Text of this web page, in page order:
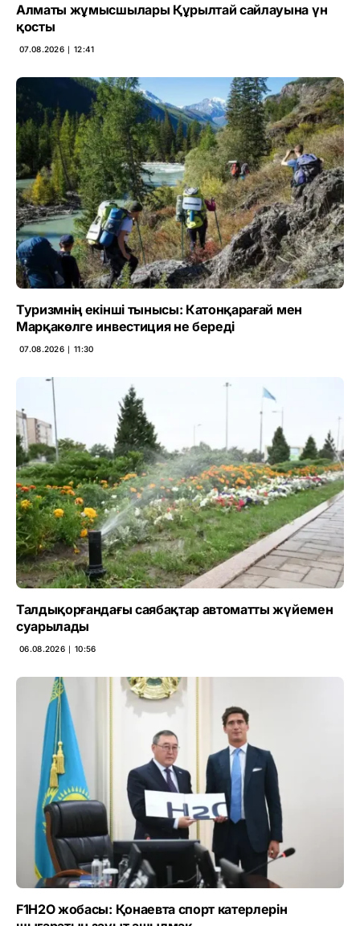
Алматы жұмысшылары Құрылтай сайлауына үн
қосты
07.08.2026 ∣ 12:41
Туризмнің екінші тынысы: Катонқарағай мен
Марқакөлге инвестиция не береді
07.08.2026 ∣ 11:30
Талдықорғандағы саябақтар автоматты жүйемен
суарылады
06.08.2026 ∣ 10:56
F1H2O жобасы: Қонаевта спорт катерлерін